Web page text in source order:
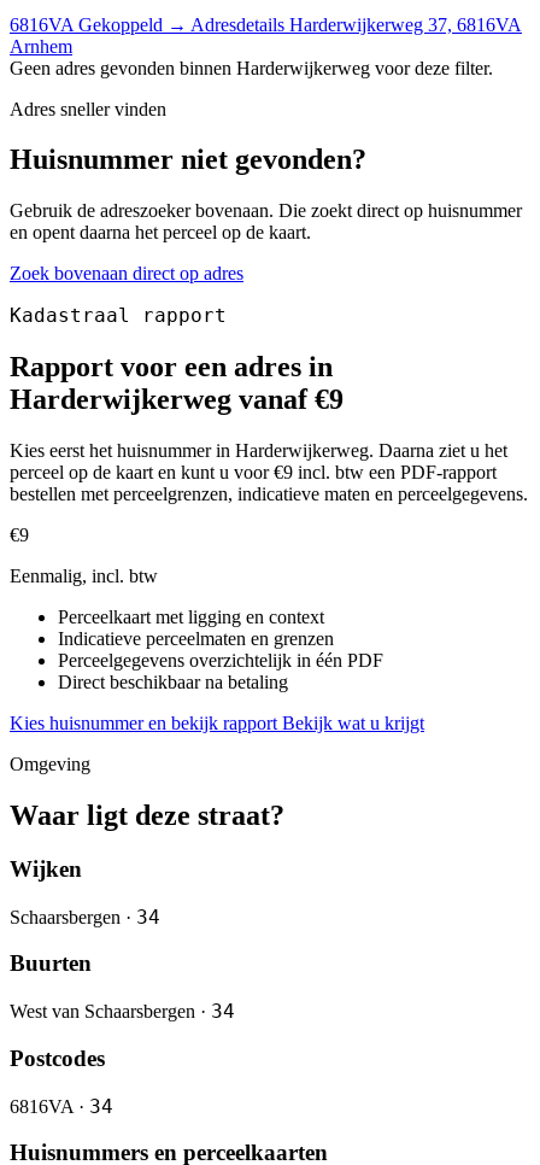
6816VA Gekoppeld → Adresdetails Harderwijkerweg 37, 6816VA
Arnhem
Geen adres gevonden binnen Harderwijkerweg voor deze filter.
Adres sneller vinden
Huisnummer niet gevonden?
Gebruik de adreszoeker bovenaan. Die zoekt direct op huisnummer
en opent daarna het perceel op de kaart.
Zoek bovenaan direct op adres
Kadastraal rapport
Rapport voor een adres in
Harderwijkerweg vanaf €9
Kies eerst het huisnummer in Harderwijkerweg. Daarna ziet u het
perceel op de kaart en kunt u voor €9 incl. btw een PDF-rapport
bestellen met perceelgrenzen, indicatieve maten en perceelgegevens.
€9
Eenmalig, incl. btw
Perceelkaart met ligging en context
Indicatieve perceelmaten en grenzen
Perceelgegevens overzichtelijk in één PDF
Direct beschikbaar na betaling
Kies huisnummer en bekijk rapport Bekijk wat u krijgt
Omgeving
Waar ligt deze straat?
Wijken
Schaarsbergen · 34
Buurten
West van Schaarsbergen · 34
Postcodes
6816VA · 34
Huisnummers en perceelkaarten